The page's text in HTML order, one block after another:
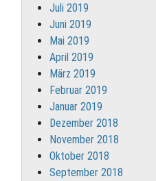
Juli 2019
Juni 2019
Mai 2019
April 2019
März 2019
Februar 2019
Januar 2019
Dezember 2018
November 2018
Oktober 2018
September 2018